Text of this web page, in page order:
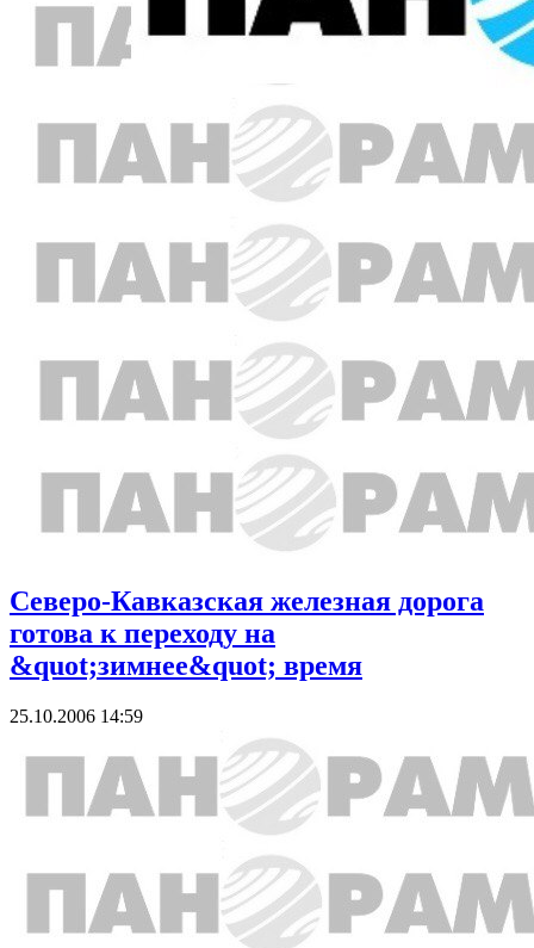
Северо-Кавказская железная дорога
готова к переходу на
&quot;зимнее&quot; время
25.10.2006 14:59